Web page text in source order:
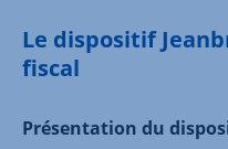
Le dispositif
fiscal
Présentation du